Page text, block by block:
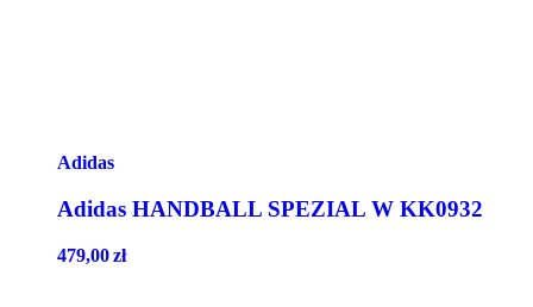
Adidas
Adidas HANDBALL SPEZIAL W KK0932
479,00zł